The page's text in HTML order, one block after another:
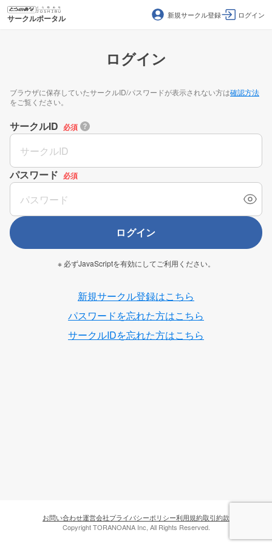
サークルポータル 新規サークル登録 ログイン
ログイン
ブラウザに保存していたサークルID/パスワードが表示されない方は確認方法
をご覧ください。
サークルID 必須
パスワード 必須
ログイン
※ 必ずJavaScriptを有効にしてご利用ください。
新規サークル登録はこちら
パスワードを忘れた方はこちら
サークルIDを忘れた方はこちら
お問い合わせ運営会社プライバシーポリシー利用規約取引約款
Copyright TORANOANA Inc, All Rights Reserved.